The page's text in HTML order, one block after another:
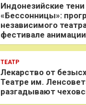
Индонезийские
«Бессонницы»:
независимого
фестивале анимации
ТЕАТР
Лекарство от
Театре им.
разгадывают